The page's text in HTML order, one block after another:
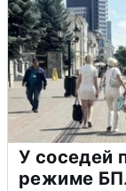
У соседей
режиме